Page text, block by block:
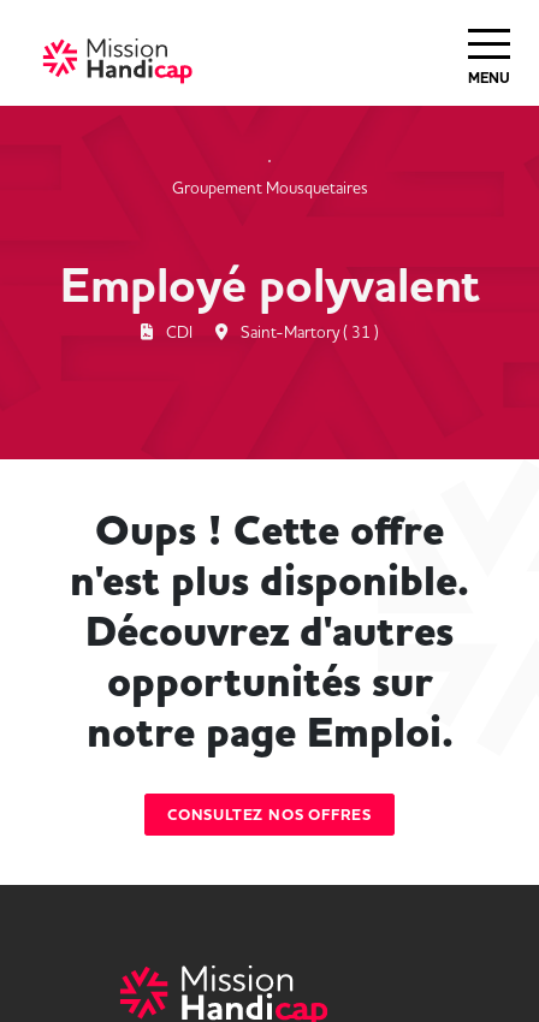
MENU
Groupement Mousquetaires
Employé polyvalent
CDI Saint-Martory ( 31 )
Oups ! Cette offre
n'est plus disponible.
Découvrez d'autres
opportunités sur
notre page Emploi.
CONSULTEZ NOS OFFRES